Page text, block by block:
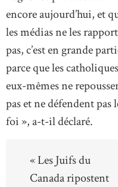
encore aujourd’hui, et
les médias ne les
pas, c’est en grande
parce que les catholiques
eux-mêmes ne
pas et ne défendent pas
foi », a-t-il déclaré.
« Les Juifs du
Canada ripostent